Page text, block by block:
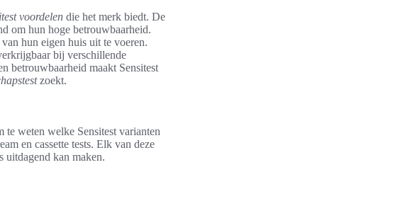
voordelen die het merk biedt. De
om hun hoge betrouwbaarheid.
hun eigen huis uit te voeren.
bij verschillende
betrouwbaarheid maakt Sensitest
zoekt.
te weten welke Sensitest varianten
en cassette tests. Elk van deze
uitdagend kan maken.